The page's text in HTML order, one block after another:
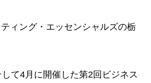
ィング・エッセンシャルズの栃
て4月に開催した第2回ビジネス